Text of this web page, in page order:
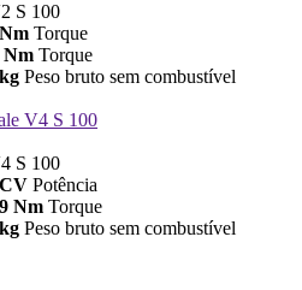
S 100
Torque
Nm Torque
Peso bruto sem combustível
V4 S 100
S 100
Potência
Nm Torque
Peso bruto sem combustível